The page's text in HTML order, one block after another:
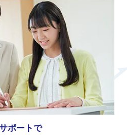
ポートで